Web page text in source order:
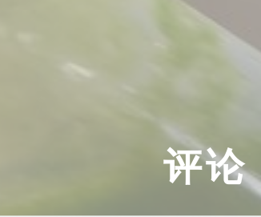
评论